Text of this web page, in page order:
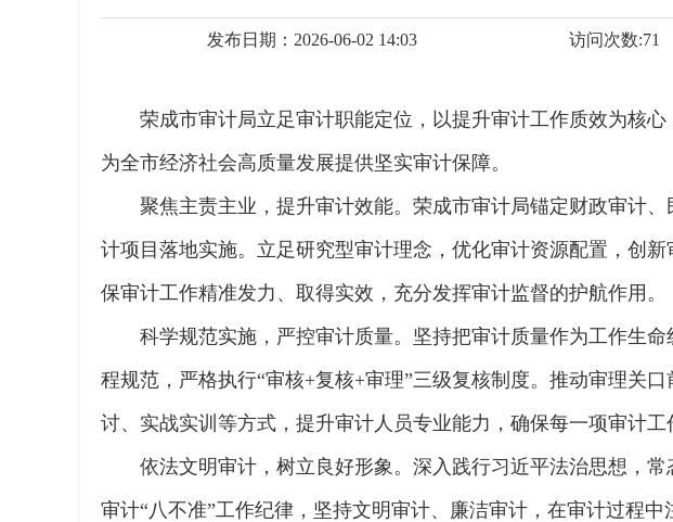
发布日期：2026-06-02 14:03 访问次数:71
荣成市审计局立足审计职能定位，以提升审计工作质效为核
为全市经济社会高质量发展提供坚实审计保障。
聚焦主责主业，提升审计效能。荣成市审计局锚定财政审计
计项目落地实施。立足研究型审计理念，优化审计资源配置，创
保审计工作精准发力、取得实效，充分发挥审计监督的护航作用。
科学规范实施，严控审计质量。坚持把审计质量作为工作生
程规范，严格执行“审核+复核+审理”三级复核制度。推动审理关
讨、实战实训等方式，提升审计人员专业能力，确保每一项审计工
依法文明审计，树立良好形象。深入践行习近平法治思想，
审计“八不准”工作纪律，坚持文明审计、廉洁审计，在审计过程